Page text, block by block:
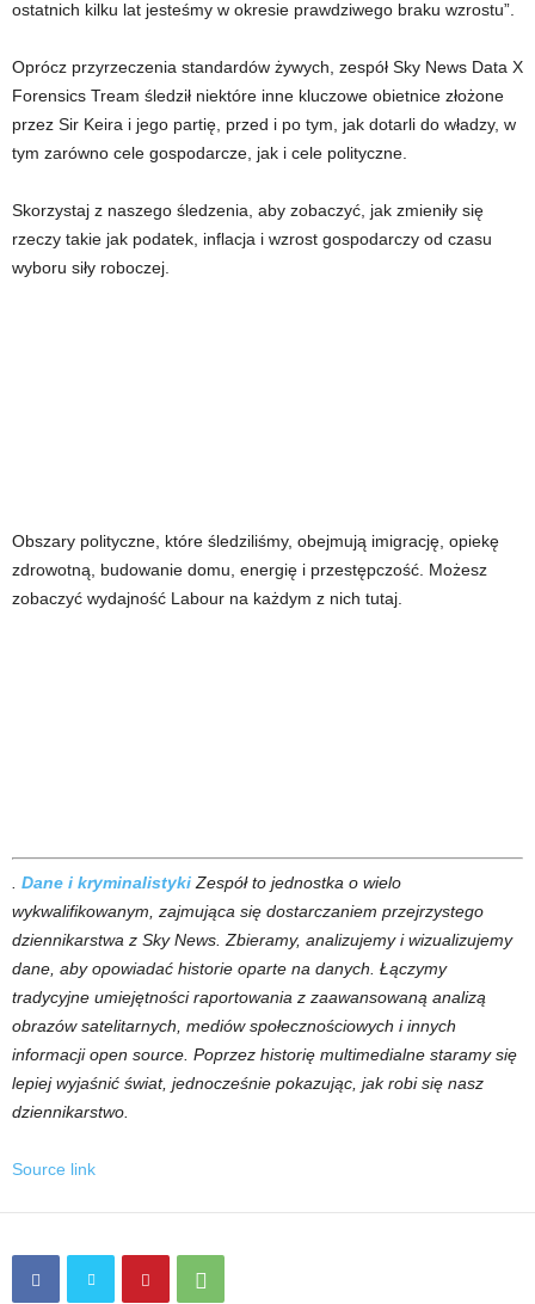
ostatnich kilku lat jesteśmy w okresie prawdziwego braku wzrostu”.
Oprócz przyrzeczenia standardów żywych, zespół Sky News Data X
Forensics Tream śledził niektóre inne kluczowe obietnice złożone
przez Sir Keira i jego partię, przed i po tym, jak dotarli do władzy, w
tym zarówno cele gospodarcze, jak i cele polityczne.
Skorzystaj z naszego śledzenia, aby zobaczyć, jak zmieniły się
rzeczy takie jak podatek, inflacja i wzrost gospodarczy od czasu
wyboru siły roboczej.
Obszary polityczne, które śledziliśmy, obejmują imigrację, opiekę
zdrowotną, budowanie domu, energię i przestępczość. Możesz
zobaczyć wydajność Labour na każdym z nich tutaj.
Dane i kryminalistyki Zespół to jednostka o wielo
wykwalifikowanym, zajmująca się dostarczaniem przejrzystego
dziennikarstwa z Sky News. Zbieramy, analizujemy i wizualizujemy
dane, aby opowiadać historie oparte na danych. Łączymy
tradycyjne umiejętności raportowania z zaawansowaną analizą
obrazów satelitarnych, mediów społecznościowych i innych
informacji open source. Poprzez historię multimedialne staramy się
lepiej wyjaśnić świat, jednocześnie pokazując, jak robi się nasz
dziennikarstwo.
Source link